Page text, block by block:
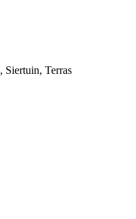
, Siertuin, Terras